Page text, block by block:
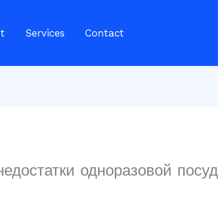
Services Contact
одноразовой